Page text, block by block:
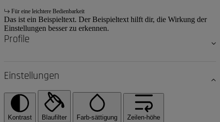
Für eine leichtere Bedienbarkeit
Das ist ein Beispieltext. Der Beispieltext hilft dir, die Wirkung der
Einstellungen besser zu erkennen.
Profile
Einstellungen
Kontrast Blaufilter Farb-sättigung Zeilen-höhe